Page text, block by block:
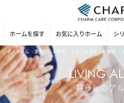
ホームを探す お気に入りホーム シ
老人ホーム 東京都 調布市 チャームスイート 調布
LIVING
暮らしのア